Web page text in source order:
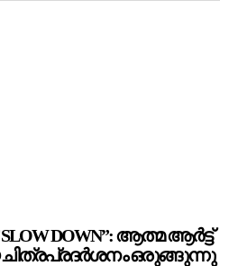
SLOW DOWN”: ആത്മ ആർട്ട്
ചിത്രപ്രദർശനം ഒരുങ്ങുന്നു